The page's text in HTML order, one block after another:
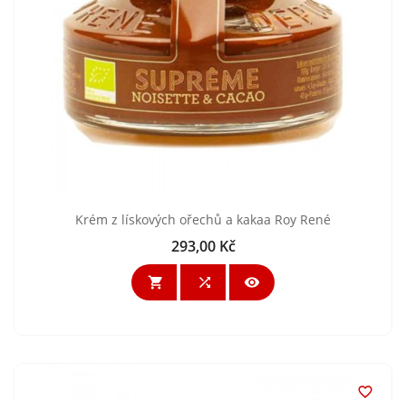
Krém z lískových ořechů a kakaa Roy René
Cena
293,00 Kč
  
